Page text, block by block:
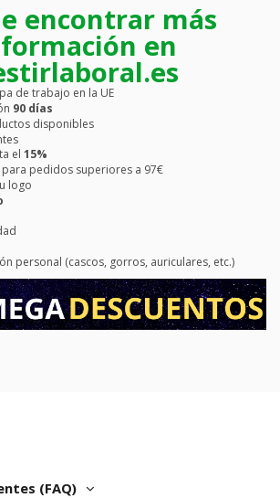
encontrar más
en
de trabajo en la UE
90 días
disponibles
el 15%
para pedidos superiores a 97€
logo
personal (cascos, gorros, auriculares, etc.)
(FAQ)